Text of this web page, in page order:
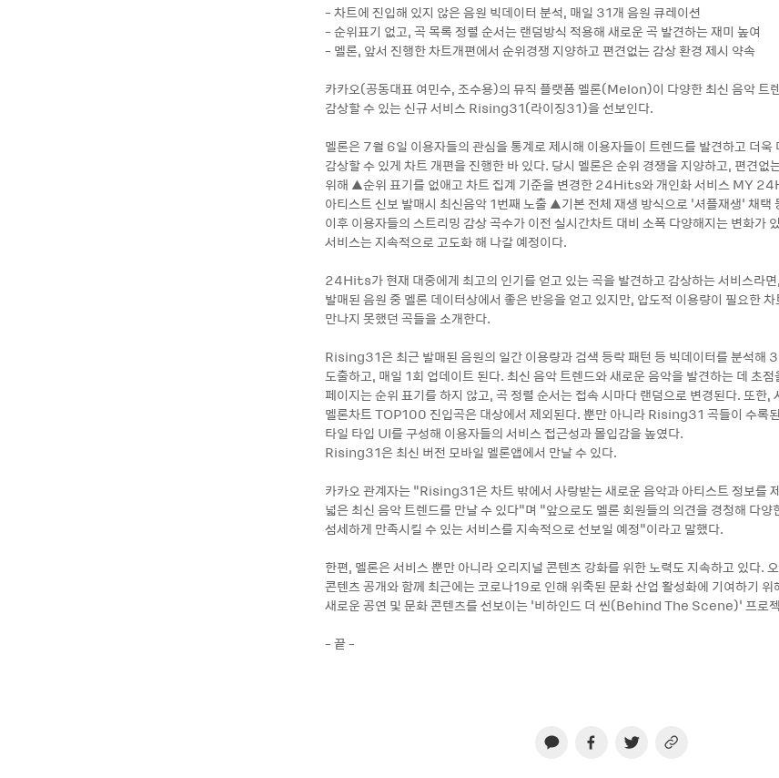
- 차트에 진입해 있지 않은 음원 빅데이터 분석, 매일 31개 음원 큐레이션
- 순위표기 없고, 곡 목록 정렬 순서는 랜덤방식 적용해 새로운 곡 발견하는 재미 높여
- 멜론, 앞서 진행한 차트개편에서 순위경쟁 지양하고 편견없는 감상 환경 제시 약속
카카오(공동대표 여민수, 조수용)의 뮤직 플랫폼 멜론(Melon)이 다양한 최신 음악 트
감상할 수 있는 신규 서비스 Rising31(라이징31)을 선보인다.
멜론은 7월 6일 이용자들의 관심을 통계로 제시해 이용자들이 트렌드를 발견하고 더욱
감상할 수 있게 차트 개편을 진행한 바 있다. 당시 멜론은 순위 경쟁을 지양하고, 편견없
위해 ▲순위 표기를 없애고 차트 집계 기준을 변경한 24Hits와 개인화 서비스 MY
아티스트 신보 발매시 최신음악 1번째 노출 ▲기본 전체 재생 방식으로 ‘셔플재생’ 채택
이후 이용자들의 스트리밍 감상 곡수가 이전 실시간차트 대비 소폭 다양해지는 변화가
서비스는 지속적으로 고도화 해 나갈 예정이다.
24Hits가 현재 대중에게 최고의 인기를 얻고 있는 곡을 발견하고 감상하는 서비스라
발매된 음원 중 멜론 데이터상에서 좋은 반응을 얻고 있지만, 압도적 이용량이 필요한
만나지 못했던 곡들을 소개한다.
Rising31은 최근 발매된 음원의 일간 이용량과 검색 등락 패턴 등 빅데이터를 분석해
도출하고, 매일 1회 업데이트 된다. 최신 음악 트렌드와 새로운 음악을 발견하는 데 초
페이지는 순위 표기를 하지 않고, 곡 정렬 순서는 접속 시마다 랜덤으로 변경된다. 또한,
멜론차트 TOP100 진입곡은 대상에서 제외된다. 뿐만 아니라 Rising31 곡들이 수록
타일 타입 UI를 구성해 이용자들의 서비스 접근성과 몰입감을 높였다.
Rising31은 최신 버전 모바일 멜론앱에서 만날 수 있다.
카카오 관계자는 “Rising31은 차트 밖에서 사랑받는 새로운 음악과 아티스트 정보를
넓은 최신 음악 트렌드를 만날 수 있다”며 “앞으로도 멜론 회원들의 의견을 경청해 다양
섬세하게 만족시킬 수 있는 서비스를 지속적으로 선보일 예정”이라고 말했다.
한편, 멜론은 서비스 뿐만 아니라 오리지널 콘텐츠 강화를 위한 노력도 지속하고 있다.
콘텐츠 공개와 함께 최근에는 코로나19로 인해 위축된 문화 산업 활성화에 기여하기 위
새로운 공연 및 문화 콘텐츠를 선보이는 ‘비하인드 더 씬(Behind The Scene)’ 프로
- 끝 -